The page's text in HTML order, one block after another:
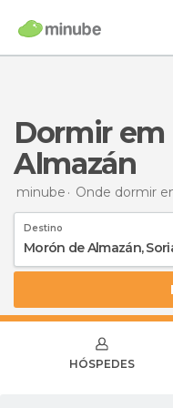
Dormir em Morón de
Almazán
minube Onde dormir
Destino
HÓSPEDES